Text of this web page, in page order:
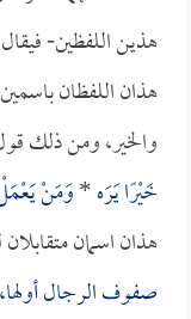
هذين اللفظين-
هذان اللفظان
والخير، ومن ذلك
خَيْرًا يَرَه*وَمَنْ
هذان اسمان
صفوف الرجال